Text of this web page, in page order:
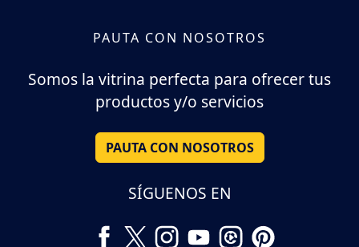
PAUTA CON NOSOTROS
Somos la vitrina perfecta para ofrecer tus
productos y/o servicios
PAUTA CON NOSOTROS
SÍGUENOS EN